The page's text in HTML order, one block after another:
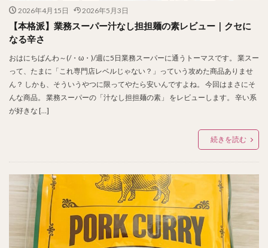
2026年4月15日 2026年5月3日
【本格派】業務スーパー汁なし担担麺の素レビュー｜クセに
なる辛さ
おはにちばんわ～(/・ω・)/週に5日業務スーパーに通うトーマスです。 業スー
って、たまに「これ専門店レベルじゃない？」っていう攻めた商品ありませ
ん？ しかも、そういうやつに限ってやたら安いんですよね。 今回はまさにそ
んな商品。 業務スーパーの「汁なし担担麺の素」 をレビューします。 辛い系
が好きな […]
続きを読む